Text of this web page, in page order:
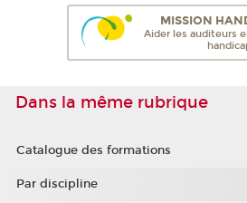
MISSION
Aider les auditeurs
Dans la même rubrique
Catalogue des formations
Par discipline